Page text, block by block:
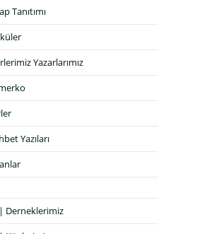
Tanıtımı
Yazarlarımız
Yazıları
Derneklerimiz